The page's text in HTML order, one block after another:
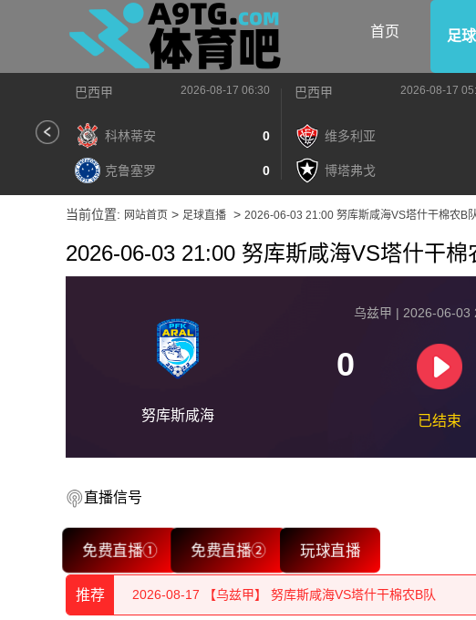
首页 足
巴西甲 2026-08-17 06:30
科林蒂安 0
克鲁塞罗 0
巴西甲 2026-08-17
维多利亚
博塔弗戈
当前位置: 网站首页 > 足球直播 > 2026-06-03 21:00 努库斯咸海VS塔什干棉农B
2026-06-03 21:00 努库斯咸海VS塔什干棉
努库斯咸海
乌兹甲 | 2026-06-03
0
已结束
直播信号
免费直播① 免费直播② 玩球直播
推荐
2026-08-17 【乌兹甲】 努库斯咸海VS塔什干棉农B队
2026-08-17 【乌兹甲】 努库斯咸海VS塔什干棉农B队